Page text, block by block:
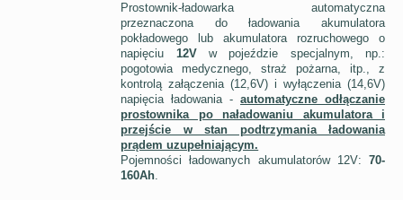
Prostownik-ładowarka automatyczna
przeznaczona do ładowania akumulatora
pokładowego lub akumulatora rozruchowego o
napięciu 12Vw pojeździe specjalnym, np.:
pogotowia medycznego, straż pożarna, itp., z
kontrolą załączenia (12,6V) i wyłączenia (14,6V)
napięcia ładowania -automatyczne odłączanie
prostownika po naładowaniu akumulatora i
przejście w stan podtrzymania ładowania
prądem uzupełniającym.
Pojemności ładowanych akumulatorów 12V: 70-
160Ah.